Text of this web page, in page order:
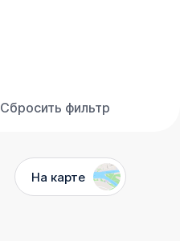
Сбросить фильтр
На карте